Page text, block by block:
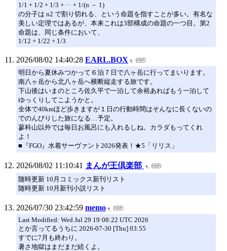
1/1 + 1/2 + 1/3 + ··· + 1/(n － 1)
の分子は n2 で割り切れる、という命題を指すことが多い。有名な
美しい定理ではあるが、本来これは3部構成の命題の一つ目。第2
命題は、同じ条件において、
1/12 + 1/22 + 1/3
2026/08/02 14:40:28 EARL.BOX
明日から夏休みつかって６泊７日で八ヶ岳に行ってまいります。
南八ヶ岳から北八ヶ岳へ横断縦走する旅です。
下山後はいまのところ佐久平で一泊して余裕あればもう一泊して
ゆっくりしてこようかと。
全体で40kmほど歩きますが１日の行動時間はそんなに長くないの
でのんびりした旅になる…予定。
蓼科山以外では毎日お風呂にも入れるしね。カラダもってくれ
よ！
■『FGO』水着サーヴァント2026発表！★5「リリス」
2026/08/02 11:10:41 まんが王倶楽部
随時更新 10月コミックス新刊リスト
随時更新 10月新刊小説リスト
2026/07/30 23:42:59 memo
Last Modified: Wed Jul 29 19:08:22 UTC 2026
とか言ってるうちに 2026-07-30 [Thu] 03:55
すでに7月も終わり。
暑さ地獄はまだまだ続くよ。